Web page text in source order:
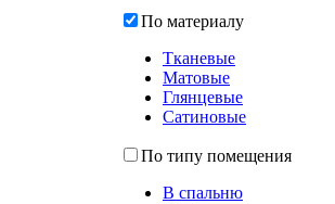
По материалу
Тканевые
Матовые
Глянцевые
Сатиновые
По типу помещения
В спальню